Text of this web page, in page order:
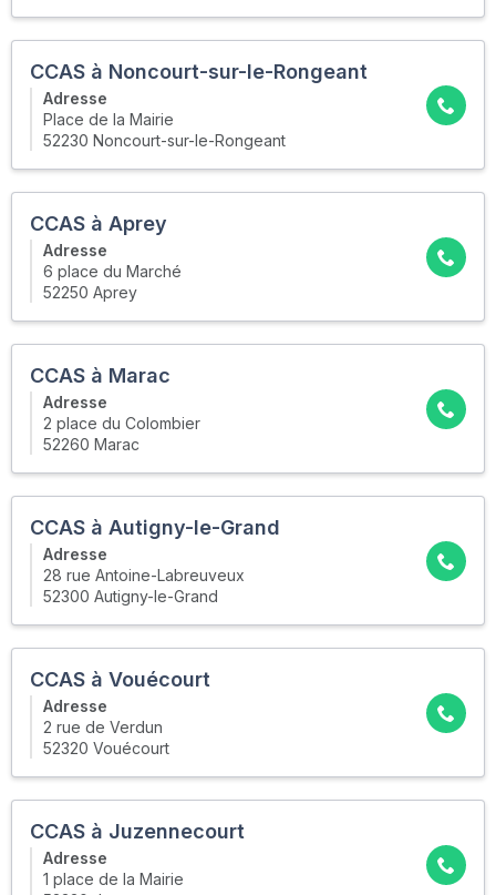
CCAS à Noncourt-sur-le-Rongeant
Adresse
Place de la Mairie
52230 Noncourt-sur-le-Rongeant
CCAS à Aprey
Adresse
6 place du Marché
52250 Aprey
CCAS à Marac
Adresse
2 place du Colombier
52260 Marac
CCAS à Autigny-le-Grand
Adresse
28 rue Antoine-Labreuveux
52300 Autigny-le-Grand
CCAS à Vouécourt
Adresse
2 rue de Verdun
52320 Vouécourt
CCAS à Juzennecourt
Adresse
1 place de la Mairie